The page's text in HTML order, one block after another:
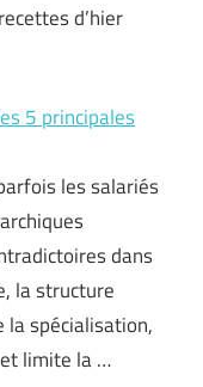
d’hier
5 principales
les salariés
dans
la structure
la spécialisation,
limite la …